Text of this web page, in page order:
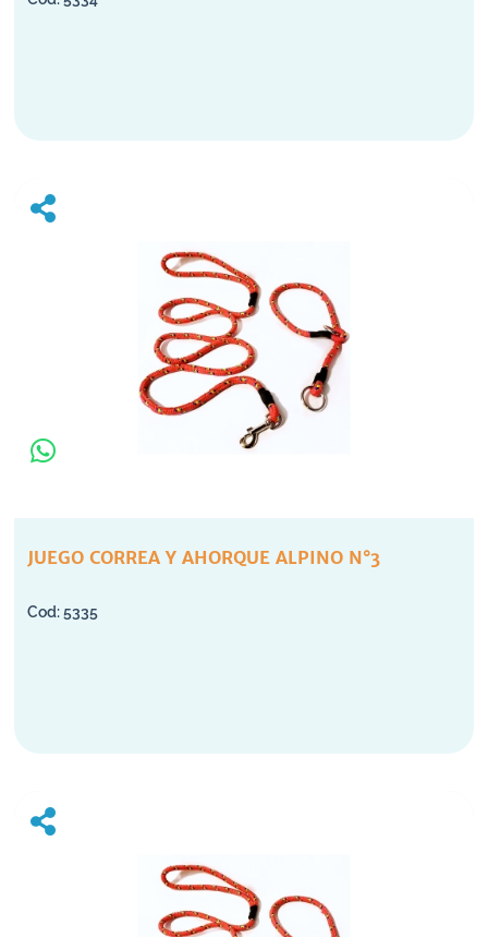
JUEGO CORREA Y AHORQUE ALPINO N°3
5335